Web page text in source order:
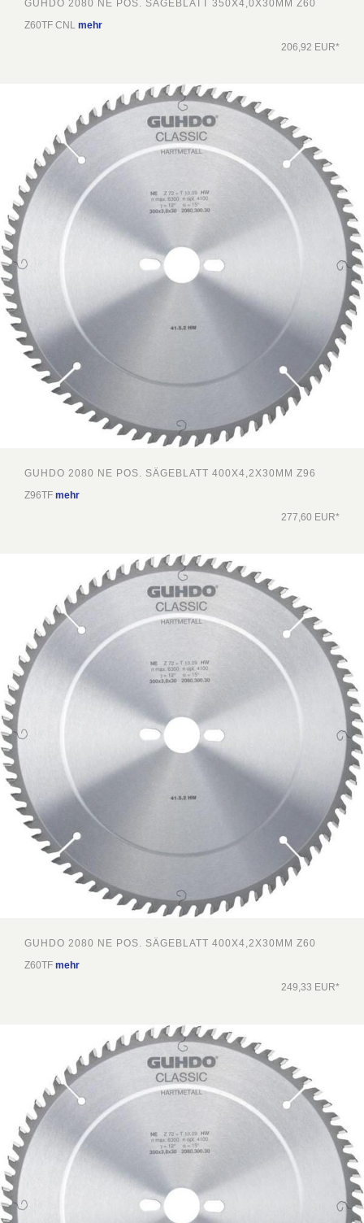
GUHDO 2080 NE POS. SÄGEBLATT 350X4,0X30MM Z60
Z60TF CNL mehr
206,92 EUR*
GUHDO 2080 NE POS. SÄGEBLATT 400X4,2X30MM Z96
Z96TF mehr
277,60 EUR*
GUHDO 2080 NE POS. SÄGEBLATT 400X4,2X30MM Z60
Z60TF mehr
249,33 EUR*